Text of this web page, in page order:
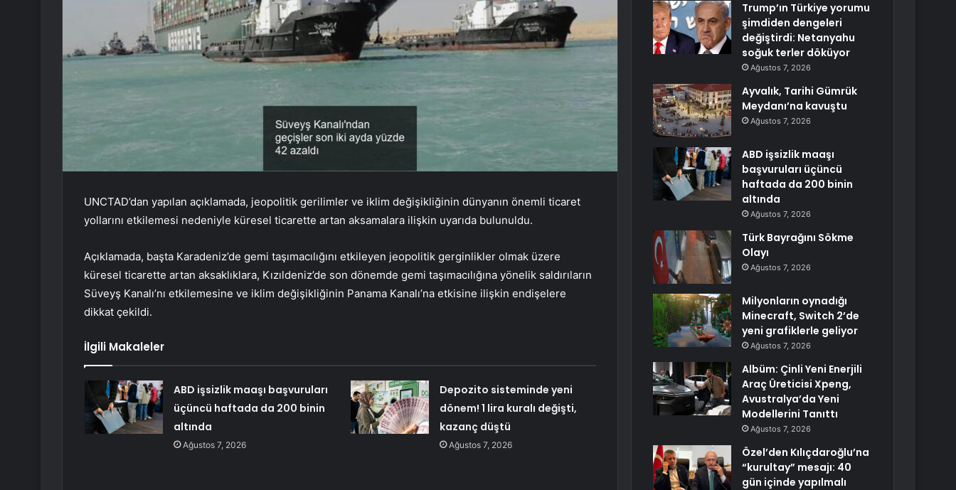
UNCTAD’dan yapılan açıklamada, jeopolitik gerilimler ve iklim değişikliğinin dünyanın önemli ticaret
yollarını etkilemesi nedeniyle küresel ticarette artan aksamalara ilişkin uyarıda bulunuldu.
Açıklamada, başta Karadeniz’de gemi taşımacılığını etkileyen jeopolitik gerginlikler olmak üzere
küresel ticarette artan aksaklıklara, Kızıldeniz’de son dönemde gemi taşımacılığına yönelik saldırıların
Süveyş Kanalı’nı etkilemesine ve iklim değişikliğinin Panama Kanalı’na etkisine ilişkin endişelere
dikkat çekildi.
İlgili Makaleler
ABD işsizlik maaşı başvuruları
üçüncü haftada da 200 binin
altında
Ağustos 7, 2026
Depozito sisteminde yeni
dönem! 1 lira kuralı değişti,
kazanç düştü
Ağustos 7, 2026
Trump’ın Türkiye yorumu
şimdiden dengeleri
değiştirdi: Netanyahu
soğuk terler döküyor
Ağustos 7, 2026
Ayvalık, Tarihi Gümrük
Meydanı’na kavuştu
Ağustos 7, 2026
ABD işsizlik maaşı
başvuruları üçüncü
haftada da 200 binin
altında
Ağustos 7, 2026
Türk Bayrağını Sökme
Olayı
Ağustos 7, 2026
Milyonların oynadığı
Minecraft, Switch 2’de
yeni grafiklerle geliyor
Ağustos 7, 2026
Albüm: Çinli Yeni Enerjili
Araç Üreticisi Xpeng,
Avustralya’da Yeni
Modellerini Tanıttı
Ağustos 7, 2026
Özel’den Kılıçdaroğlu’na
“kurultay” mesajı: 40
gün içinde yapılmalı